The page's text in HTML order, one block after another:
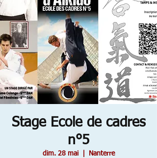
Stage Ecole de cadres
n°5
dim. 28 mai
  |
Nanterre